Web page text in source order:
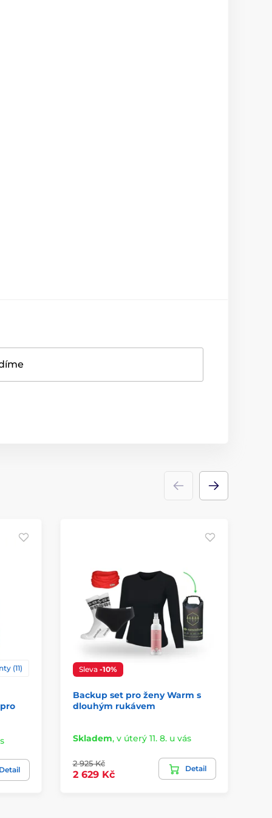
(11)
Detail
Sleva -10%
Backup set pro ženy Warm s
dlouhým rukávem
Skladem, v úterý 11. 8. u vás
2 925 Kč
2 629 Kč
Detail